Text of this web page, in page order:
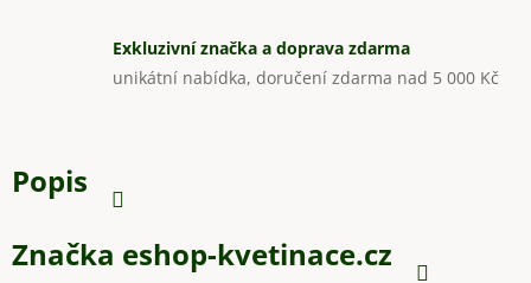
Exkluzivní značka a doprava zdarma
unikátní nabídka, doručení zdarma nad 5 000 Kč
Popis
Značka eshop-kvetinace.cz